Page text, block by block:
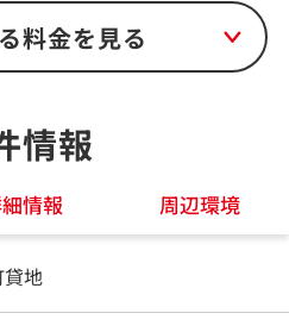
料金を見る
情報
情報 周辺環境
貸地